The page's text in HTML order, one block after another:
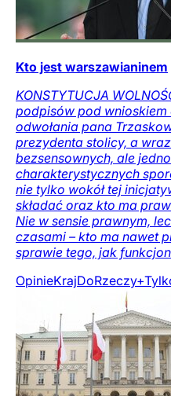
Kto jest warszawianinem
KONSTYTUCJA
podpisów pod
odwołania pana
prezydenta stolicy, a
bezsensownych, ale
charakterystycznych
nie tylko wokół tej
składać oraz kto ma
Nie w sensie prawnym,
czasami – kto ma nawet
sprawie tego, jak
OpinieKrajDoRzeczy+